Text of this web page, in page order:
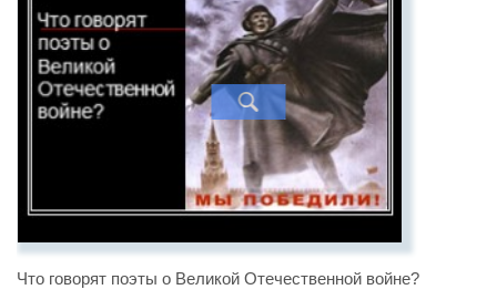
Что говорят поэты о Великой Отечественной войне?